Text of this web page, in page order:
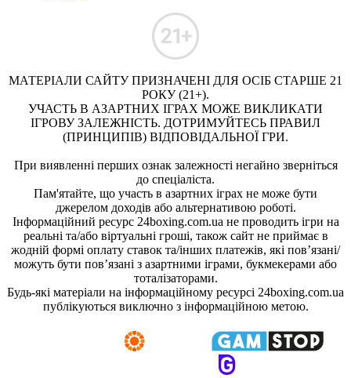
МАТЕРІАЛИ САЙТУ ПРИЗНАЧЕНІ ДЛЯ ОСІБ СТАРШЕ 21
РОКУ (21+).
УЧАСТЬ В АЗАРТНИХ ІГРАХ МОЖЕ ВИКЛИКАТИ
ІГРОВУ ЗАЛЕЖНІСТЬ. ДОТРИМУЙТЕСЬ ПРАВИЛ
(ПРИНЦИПІВ) ВІДПОВІДАЛЬНОЇ ГРИ.
При виявленні перших ознак залежності негайно зверніться
до спеціаліста.
Пам'ятайте, що участь в азартних іграх не може бути
джерелом доходів або альтернативою роботі.
Інформаційний ресурс 24boxing.com.ua не проводить ігри на
реальні та/або віртуальні гроші, також сайт не приймає в
жодній формі оплату ставок та/інших платежів, які пов’язані/
можуть бути пов’язані з азартними іграми, букмекерами або
тоталізаторами.
Будь-які матеріали на інформаційному ресурсі 24boxing.com.ua
публікуються виключно з інформаційною метою.